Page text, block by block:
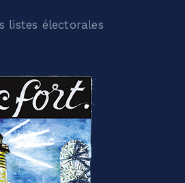
listes électorales